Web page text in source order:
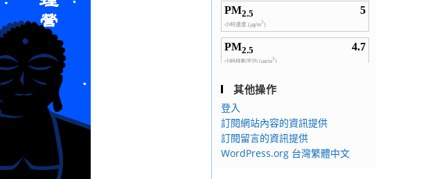
其他操作
登入
訂閱網站內容的資訊提供
訂閱留言的資訊提供
WordPress.org 台灣繁體中文